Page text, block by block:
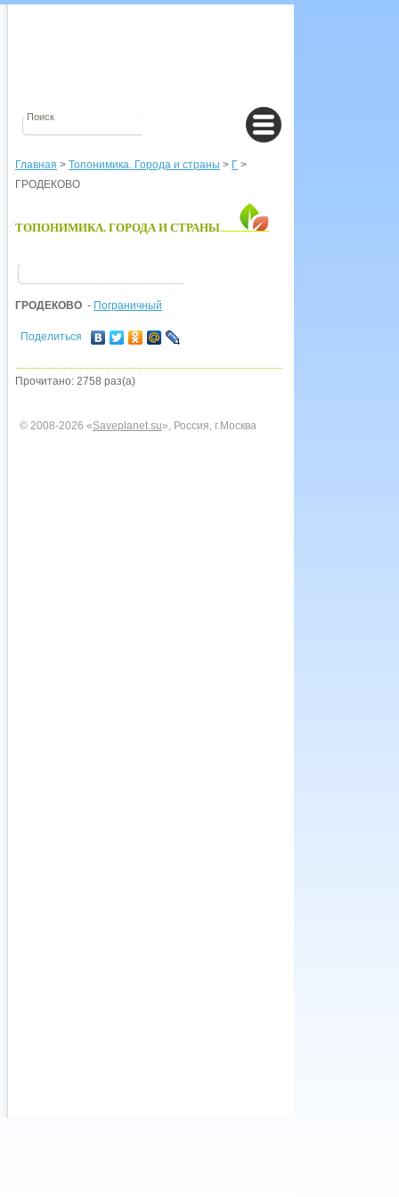
Главная > Топонимика. Города и страны > Г >
ГРОДЕКОВО
ТОПОНИМИКА. ГОРОДА И СТРАНЫ
ГРОДЕКОВО - Пограничный
Поделиться
Прочитано: 2758 раз(а)
© 2008-2026 «Saveplanet.su», Россия, г.Москва